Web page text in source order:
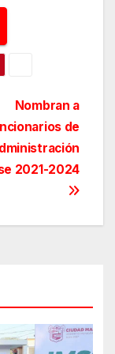
Nombran a
de
2021-2024